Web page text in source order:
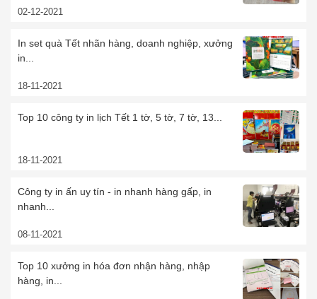
02-12-2021
In set quà Tết nhãn hàng, doanh nghiệp, xưởng
in...
18-11-2021
Top 10 công ty in lịch Tết 1 tờ, 5 tờ, 7 tờ, 13...
18-11-2021
Công ty in ấn uy tín - in nhanh hàng gấp, in
nhanh...
08-11-2021
Top 10 xưởng in hóa đơn nhận hàng, nhập
hàng, in...